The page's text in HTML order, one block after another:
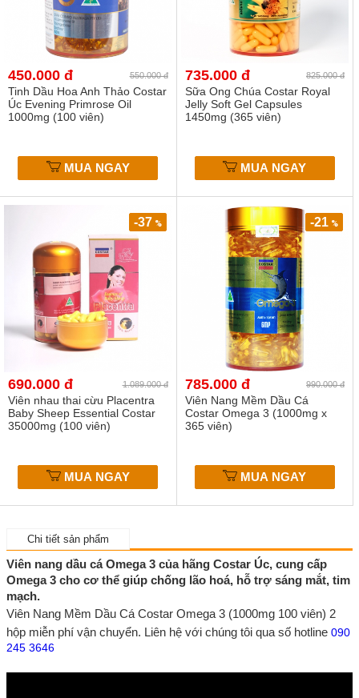
450.000 đ 550.000 đ
Tinh Dầu Hoa Anh Thảo Costar
Úc Evening Primrose Oil
1000mg (100 viên)
MUA NGAY
735.000 đ 825.000 đ
Sữa Ong Chúa Costar Royal
Jelly Soft Gel Capsules
1450mg (365 viên)
MUA NGAY
690.000 đ 1.089.000 đ
Viên nhau thai cừu Placentra
Baby Sheep Essential Costar
35000mg (100 viên)
-37 %
MUA NGAY
785.000 đ 990.000 đ
Viên Nang Mềm Dầu Cá
Costar Omega 3 (1000mg x
365 viên)
-21 %
MUA NGAY
Chi tiết sản phẩm
Viên nang dầu cá Omega 3 của hãng Costar Úc, cung cấp
Omega 3 cho cơ thể giúp chống lão hoá, hỗ trợ sáng mắt, tim
mạch.
Viên Nang Mềm Dầu Cá Costar Omega 3 (1000mg 100 viên) 2
hộp miễn phí vận chuyển. Liên hệ với chúng tôi qua số hotline 090
245 3646